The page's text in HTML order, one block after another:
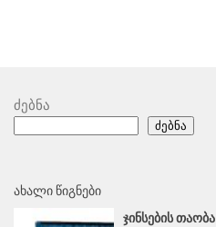
ძებნა
ძებნა
ᲐᲮᲐᲚᲘ ᲬᲘᲒᲜᲔᲑᲘ
ᲯᲘᲜᲡᲔᲑᲘᲡ ᲗᲐᲝᲑᲐ